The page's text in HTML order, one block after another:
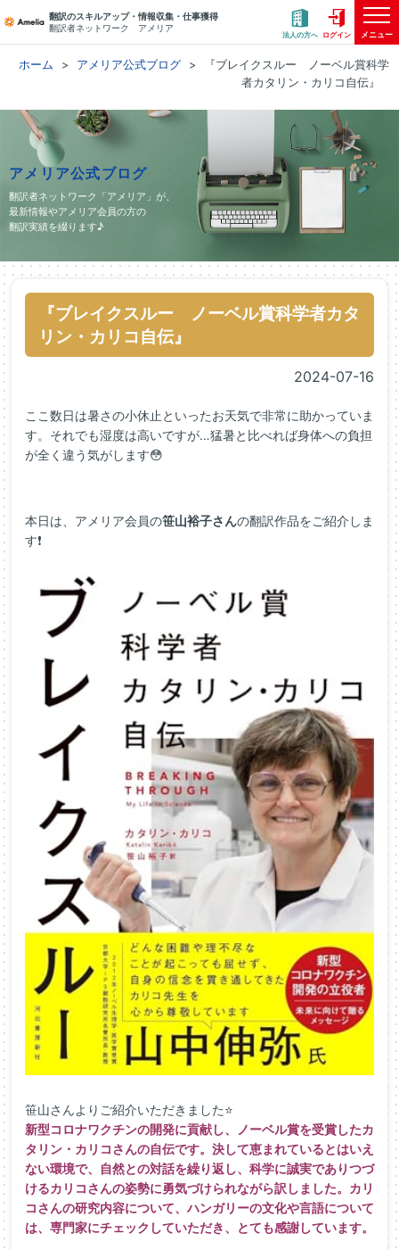
翻訳のスキルアップ・情報収集・仕事獲得
翻訳者ネットワーク アメリア
法人の方へ ログイン メニュー
ホーム アメリア公式ブログ
『ブレイクスルー ノーベル賞科学
者カタリン・カリコ自伝』
アメリア公式ブログ
翻訳者ネットワーク「アメリア」が、
最新情報やアメリア会員の方の
翻訳実績を綴ります♪
『ブレイクスルー ノーベル賞科学者カタ
リン・カリコ自伝』
2024-07-16
ここ数日は暑さの小休止といったお天気で非常に助かっていま
す。それでも湿度は高いですが…猛暑と比べれば身体への負担
が全く違う気がします😳
本日は、アメリア会員の笹山裕子さんの翻訳作品をご紹介しま
す❗
笹山さんよりご紹介いただきました⭐
新型コロナワクチンの開発に貢献し、ノーベル賞を受賞したカ
タリン・カリコさんの自伝です。決して恵まれているとはいえ
ない環境で、自然との対話を繰り返し、科学に誠実でありつづ
けるカリコさんの姿勢に勇気づけられながら訳しました。カリ
コさんの研究内容について、ハンガリーの文化や言語について
は、専門家にチェックしていただき、とても感謝しています。